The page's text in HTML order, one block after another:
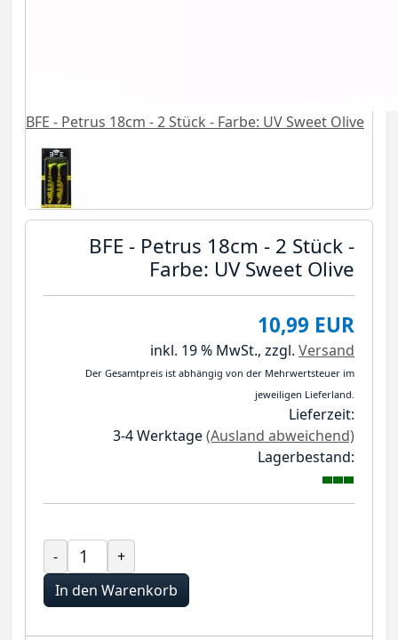
BFE - Petrus 18cm - 2 Stück - Farbe: UV Sweet Olive
BFE - Petrus 18cm - 2 Stück -
Farbe: UV Sweet Olive
10,99 EUR
inkl. 19 % MwSt., zzgl. Versand
Der Gesamtpreis ist abhängig von der Mehrwertsteuer im
jeweiligen Lieferland.
Lieferzeit:
3-4 Werktage(Ausland abweichend)
Lagerbestand:
-
+
In den Warenkorb